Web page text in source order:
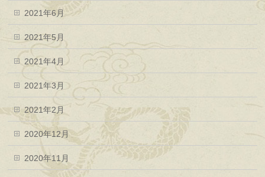
2021年6月
2021年5月
2021年4月
2021年3月
2021年2月
2020年12月
2020年11月